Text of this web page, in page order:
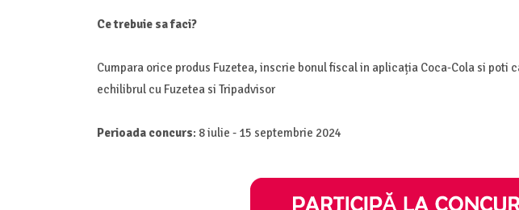
Ce trebuie sa faci?
Cumpara orice produs Fuzetea, inscrie bonul fiscal in aplicația Coca‑Cola si poti
echilibrul cu Fuzetea si Tripadvisor
Perioada concurs: 8 iulie - 15 septembrie 2024